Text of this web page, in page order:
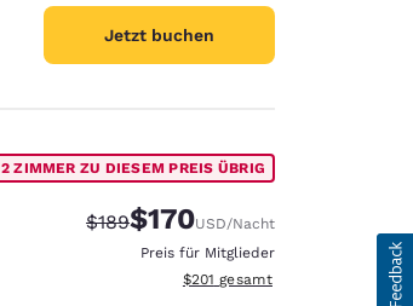
Jetzt buchen
2 ZIMMER ZU DIESEM PREIS ÜBRIG
Durchgestrichener Preis:
$189Vergünstigter Preis:
$170USD/Nacht
Preis für Mitglieder
Geschätzte Gesamtdetails
$201 gesamt